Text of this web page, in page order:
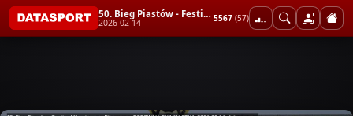
50. Bieg Piastów - Festiwal Narciarstwa Biegowego RODZINNA DWUNASTKA
2026-02-14 5567 (57)